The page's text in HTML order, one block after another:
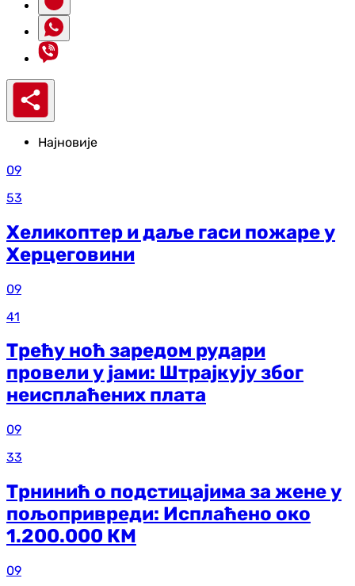
Најновије
09
53
Хеликоптер и даље гаси пожаре у
Херцеговини
09
41
Трећу ноћ заредом рудари
провели у јами: Штрајкују због
неисплаћених плата
09
33
Трнинић о подстицајима за жене у
пољопривреди: Исплаћено око
1.200.000 КМ
09